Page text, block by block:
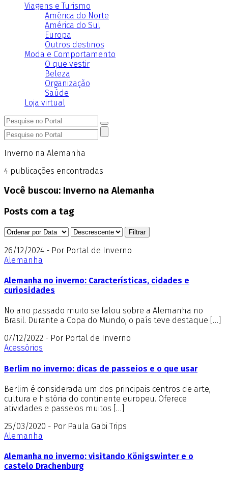
Viagens e Turismo
América do Norte
América do Sul
Europa
Outros destinos
Moda e Comportamento
O que vestir
Beleza
Organização
Saúde
Loja virtual
Inverno na Alemanha
4 publicações encontradas
Você buscou: Inverno na Alemanha
Posts com a tag
26/12/2024 - Por Portal de Inverno
Alemanha
Alemanha no inverno: Características, cidades e
curiosidades
No ano passado muito se falou sobre a Alemanha no
Brasil. Durante a Copa do Mundo, o país teve destaque […]
07/12/2022 - Por Portal de Inverno
Acessórios
Berlim no inverno: dicas de passeios e o que usar
Berlim é considerada um dos principais centros de arte,
cultura e história do continente europeu. Oferece
atividades e passeios muitos […]
25/03/2020 - Por Paula Gabi Trips
Alemanha
Alemanha no inverno: visitando Königswinter e o
castelo Drachenburg